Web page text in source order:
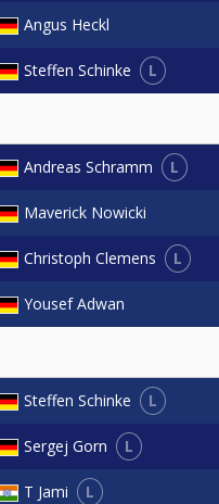
Angus Heckl
Steffen Schinke L
Andreas Schramm L
Maverick Nowicki
Christoph Clemens L
Yousef Adwan
Steffen Schinke L
Sergej Gorn L
T Jami L